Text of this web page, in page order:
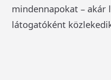
mindennapokat – akár
látogatóként